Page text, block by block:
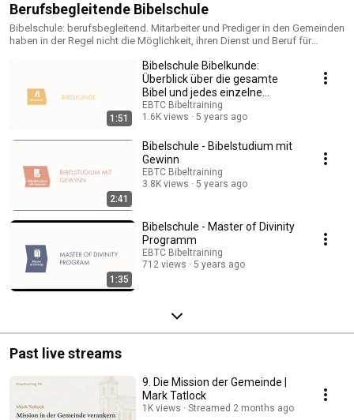
Berufsbegleitende Bibelschule
Bibelschule: berufsbegleitend. Mitarbeiter und Prediger in den Gemeinden
haben in der Regel nicht die Möglichkeit, ihren Dienst und Beruf für
durchlaufen. Für solche Mitarbeiter ist die Unterrichtsform der Bibelschule
EBTC besonders gut geeignet: Der Unterricht erfolgt als kombiniertes
Fern- und Präsenzstudium und bietet eine fundierte theologische
Ausbildung von den Grundlagen bis hin zum Mastergrad an.
1:51
Bibelschule Bibelkunde:
Überblick über die gesamte
Bibel und jedes einzelne
Bibelbuch
EBTC Bibeltraining
1.6K views
5 years ago
2:41
Bibelschule - Bibelstudium mit
Gewinn
EBTC Bibeltraining
3.8K views
5 years ago
1:35
Bibelschule - Master of Divinity
Programm
EBTC Bibeltraining
712 views
5 years ago
Past live streams
9. Die Mission der Gemeinde |
Mark Tatlock
1K views Streamed 2 months ago